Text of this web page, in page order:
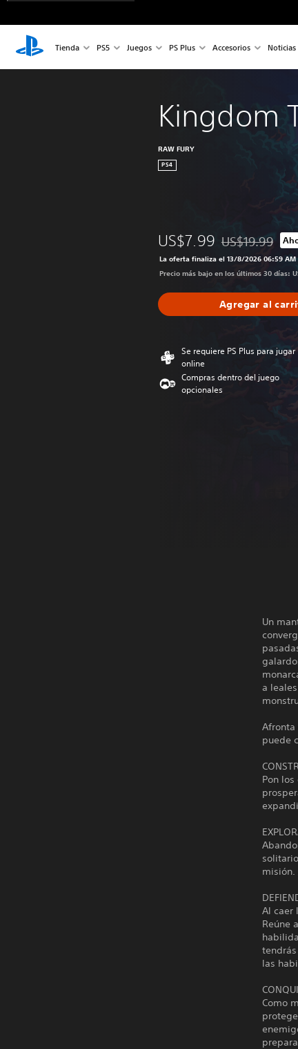
Tienda PS5 Juegos PS Plus Accesorios Noticias
Kingdom
RAW FURY
PS4
US$7.99 Rebajado del
US$19.99
La oferta finaliza el 13/8/2026 06:59 AM
Precio más bajo en los últimos 30 días:
Agregar al
Se requiere PS Plus para jugar
online
Compras dentro del juego
opcionales
Un
a
Afronta
puede
Pon
misión.
Al caer
Reúne
las
Como